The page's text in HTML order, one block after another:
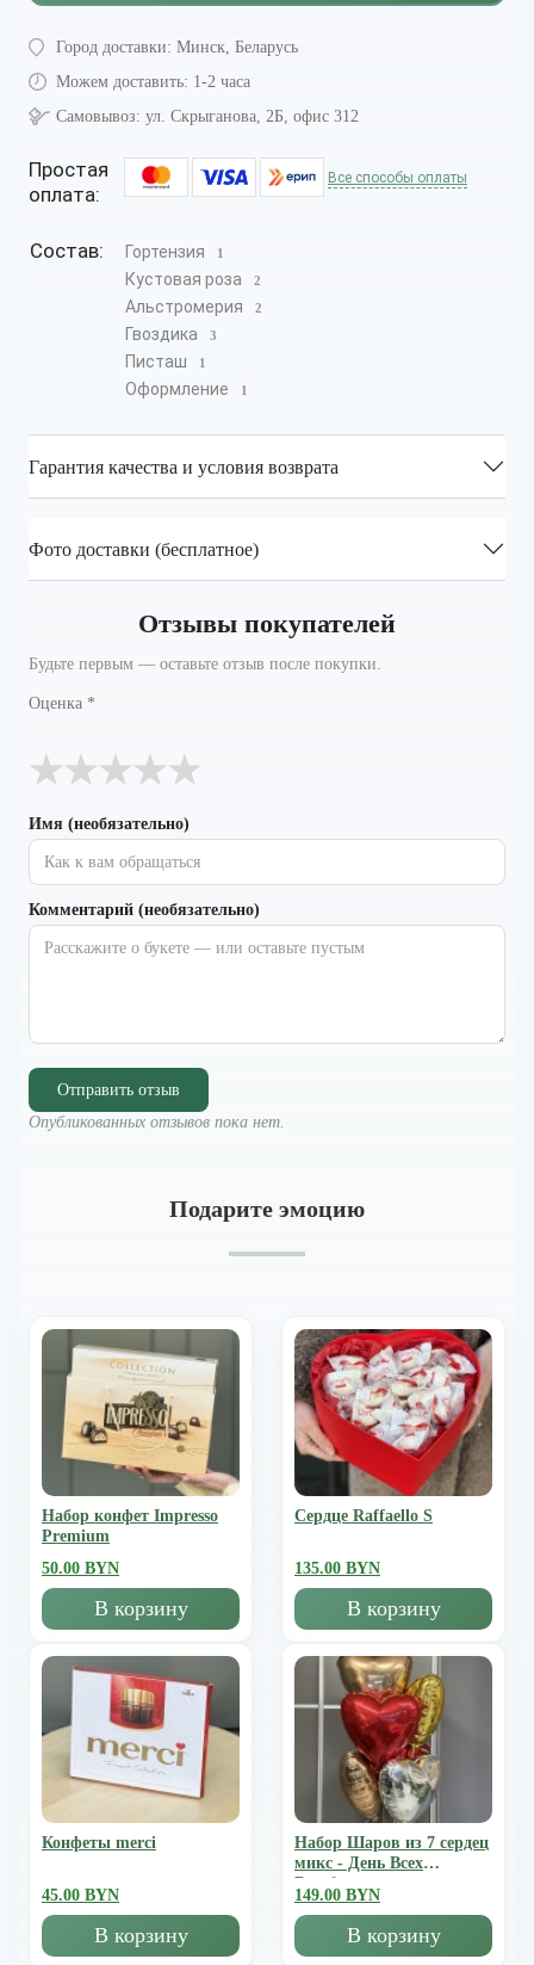
Город доставки: Минск, Беларусь
Можем доставить: 1-2 часа
Самовывоз: ул. Скрыганова, 2Б, офис 312
Простая
оплата:
Все способы оплаты
Состав: Гортензия 1
Кустовая роза 2
Альстромерия 2
Гвоздика 3
Писташ 1
Оформление 1
Гарантия качества и условия возврата
Фото доставки (бесплатное)
Отзывы покупателей
Будьте первым — оставьте отзыв после покупки.
Оценка *
★
★
★
★
★
Имя (необязательно)
Комментарий (необязательно)
Отправить отзыв
Опубликованных отзывов пока нет.
Подарите эмоцию
Набор конфет Impresso
Premium
50.00 BYN
В корзину
Сердце Raffaello S
135.00 BYN
В корзину
Конфеты merci
45.00 BYN
В корзину
Набор Шаров из 7 сердец
микс - День Всех
Влюбленных
149.00 BYN
В корзину